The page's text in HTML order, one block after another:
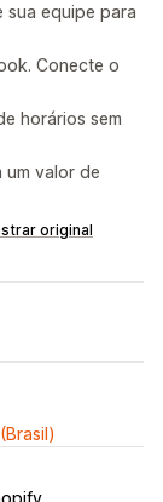
sua equipe para
Conecte o
horários sem
um valor de
original